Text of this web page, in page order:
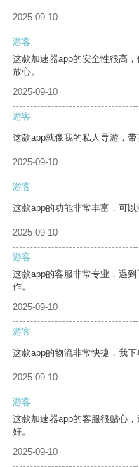
2025-09-10
游客
这款加速器app的安全性很高
放心。
2025-09-10
游客
这款app就像我的私人导游，带
2025-09-10
游客
这款app的功能非常丰富，可以
2025-09-10
游客
这款app的客服非常专业，遇
作。
2025-09-10
游客
这款app的物流非常快捷，我下
2025-09-10
游客
这款加速器app的客服很贴心
好。
2025-09-10